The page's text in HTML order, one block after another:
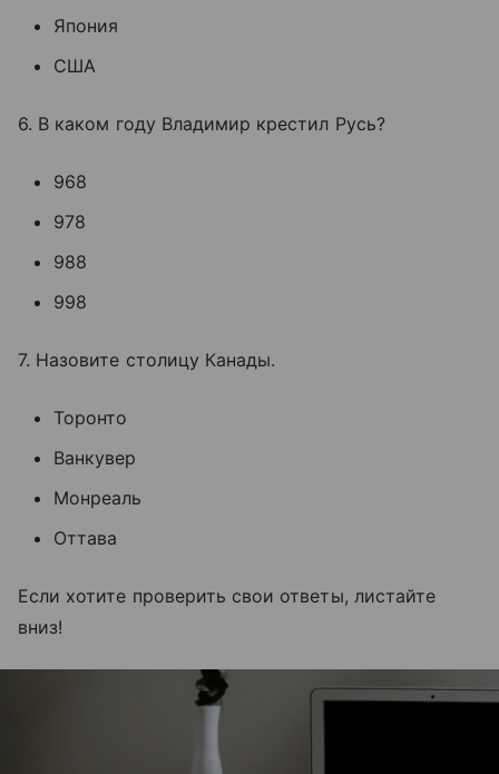
Япония
США
6. В каком году Владимир крестил Русь?
968
978
988
998
7. Назовите столицу Канады.
Торонто
Ванкувер
Монреаль
Оттава
Если хотите проверить свои ответы, листайте
вниз!